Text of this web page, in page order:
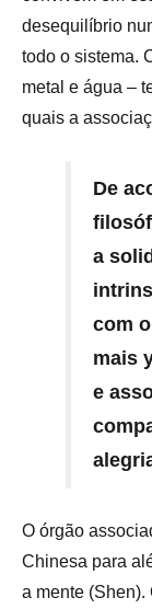
desequilíbrio
todo o sistema.
metal e água –
quais a
De
a
com
mais
e
O órgão
Chinesa para
a mente (Shen).